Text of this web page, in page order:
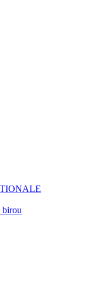
birou